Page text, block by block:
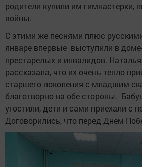
родители купили им гимнастерки,
войны.
С этими же песнями плюс
январе впервые выступили в
престарелых и инвалидов.
рассказала, что их очень тепло
старшего поколения с младшим
благотворно на обе стороны.
угостили, дети и сами приехали с
Договорились, что перед Днем